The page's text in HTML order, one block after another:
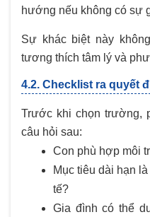
hướng nếu không có sự
Sự khác biệt này
tương thích tâm lý và
4.2. Checklist ra quyết
Trước khi chọn trường,
câu hỏi sau:
Con phù hợp môi
Mục tiêu dài hạn
tế?
Gia đình có thể